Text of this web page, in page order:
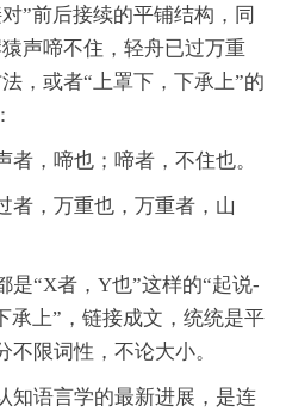
”前后接续的平铺结构，同
声啼不住，轻舟已过万重
，或者“上罩下，下承上”的
，啼也；啼者，不住也。
，万重也，万重者，山
“X者，Y也”这样的“起说-
承上”，链接成文，统统是平
限词性，不论大小。
语言学的最新进展，是连